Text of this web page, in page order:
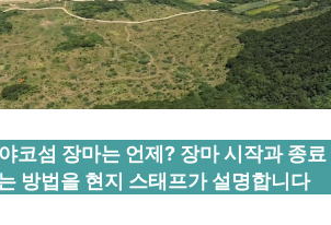
코섬 장마는 언제? 장마 시작과 종료
방법을 현지 스태프가 설명합니다